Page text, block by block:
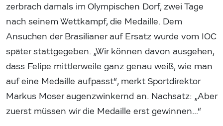
zerbrach damals im Olympischen Dorf, zwei Tage
nach seinem Wettkampf, die Medaille. Dem
Ansuchen der Brasilianer auf Ersatz wurde vom IOC
später stattgegeben. „Wir können davon ausgehen,
dass Felipe mittlerweile ganz genau weiß, wie man
auf eine Medaille aufpasst“, merkt Sportdirektor
Markus Moser augenzwinkernd an. Nachsatz: „Aber
zuerst müssen wir die Medaille erst gewinnen…“